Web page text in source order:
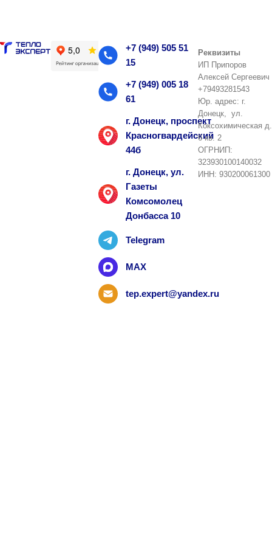
+7 (949) 505 51
15
+7 (949) 005 18
61
г. Донецк, проспект
Красногвардейский
44б
г. Донецк, ул.
Газеты
Комсомолец
Донбасса 10
Telegram
MAX
tep.expert@yandex.ru
Реквизиты
ИП Припоров
Алексей Сергеевич
+79493281543
Юр. адрес: г.
Донецк, ул.
Коксохимическая д.
6 кв. 2
ОГРНИП:
323930100140032
ИНН: 930200061300